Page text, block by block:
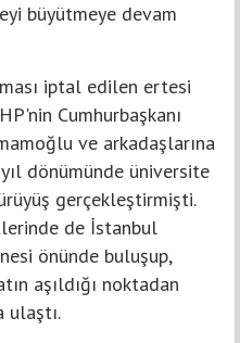
büyütmeye devam
iptal edilen ertesi
Cumhurbaşkanı
ve arkadaşlarına
dönümünde üniversite
gerçekleştirmişti.
de İstanbul
önünde buluşup,
aşıldığı noktadan
ulaştı.